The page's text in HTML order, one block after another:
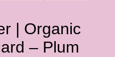
| Organic
– Plum